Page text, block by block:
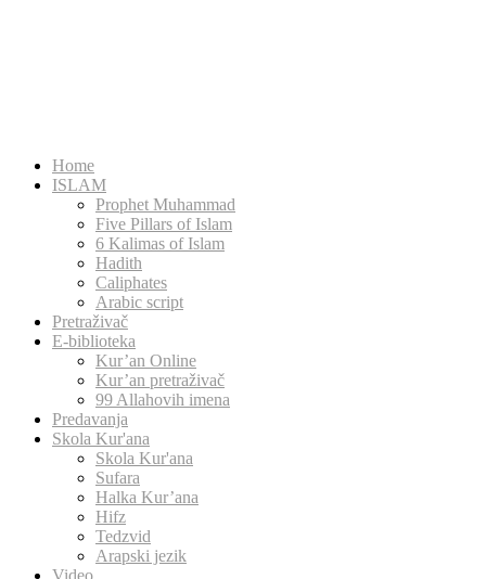
Home
ISLAM
Prophet Muhammad
Five Pillars of Islam
6 Kalimas of Islam
Hadith
Caliphates
Arabic script
Pretraživač
E-biblioteka
Kur’an Online
Kur’an pretraživač
99 Allahovih imena
Predavanja
Skola Kur'ana
Skola Kur'ana
Sufara
Halka Kur’ana
Hifz
Tedzvid
Arapski jezik
Video